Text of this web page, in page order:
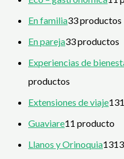
En familia33 productos
En pareja33 productos
Experiencias de
productos
Extensiones de viaje13
Guaviare11 producto
Llanos y Orinoquia13